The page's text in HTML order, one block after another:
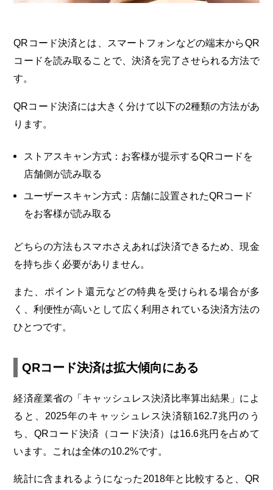
QRコード決済とは、スマートフォンなどの端末からQR
コードを読み取ることで、決済を完了させられる方法で
す。
QRコード決済には大きく分けて以下の2種類の方法があ
ります。
ストアスキャン方式：お客様が提示するQRコードを
店舗側が読み取る
ユーザースキャン方式：店舗に設置されたQRコード
をお客様が読み取る
どちらの方法もスマホさえあれば決済できるため、現金
を持ち歩く必要がありません。
また、ポイント還元などの特典を受けられる場合が多
く、利便性が高いとして広く利用されている決済方法の
ひとつです。
QRコード決済は拡大傾向にある
経済産業省の「キャッシュレス決済比率算出結果」によ
ると、2025年のキャッシュレス決済額162.7兆円のう
ち、QRコード決済（コード決済）は16.6兆円を占めて
います。これは全体の10.2%です。
統計に含まれるようになった2018年と比較すると、QR